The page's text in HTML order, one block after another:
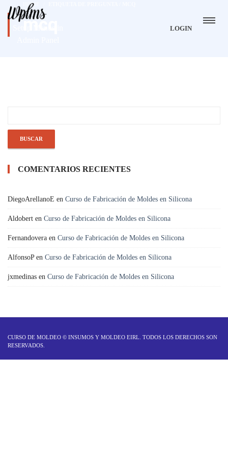
LOGIN
HOME
mcq
COMENTARIOS RECIENTES
DiegoArellanoE en Curso de Fabricación de Moldes en Silicona
Aldobert en Curso de Fabricación de Moldes en Silicona
Fernandovera en Curso de Fabricación de Moldes en Silicona
AlfonsoPen Curso de Fabricación de Moldes en Silicona
jxmedinas en Curso de Fabricación de Moldes en Silicona
CURSO DE MOLDEO © INSUMOS Y MOLDEO EIRL . TODOS LOS DERECHOS SON
RESERVADOS.